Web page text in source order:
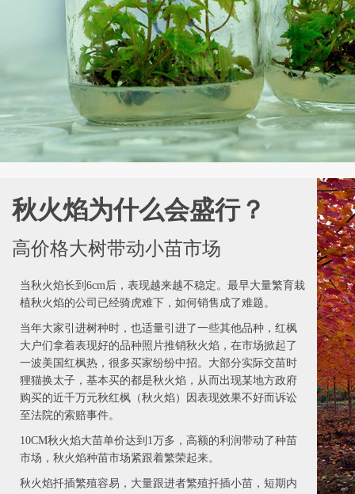
秋火焰为什么会盛行？
高价格大树带动小苗市场
当秋火焰长到6cm后，表现越来越不稳定。最早大量繁育栽
植秋火焰的公司已经骑虎难下，如何销售成了难题。
当年大家引进树种时，也适量引进了一些其他品种，红枫
大户们拿着表现好的品种照片推销秋火焰，在市场掀起了
一波美国红枫热，很多买家纷纷中招。大部分实际交苗时
狸猫换太子，基本买的都是秋火焰，从而出现某地方政府
购买的近千万元秋红枫（秋火焰）因表现效果不好而诉讼
至法院的索赔事件。
10CM秋火焰大苗单价达到1万多，高额的利润带动了种苗
市场，秋火焰种苗市场紧跟着繁荣起来。
秋火焰扦插繁殖容易，大量跟进者繁殖扦插小苗，短期内